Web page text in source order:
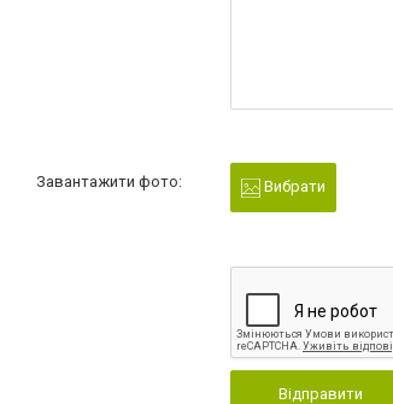
Завантажити фото: Вибрати
Відправити